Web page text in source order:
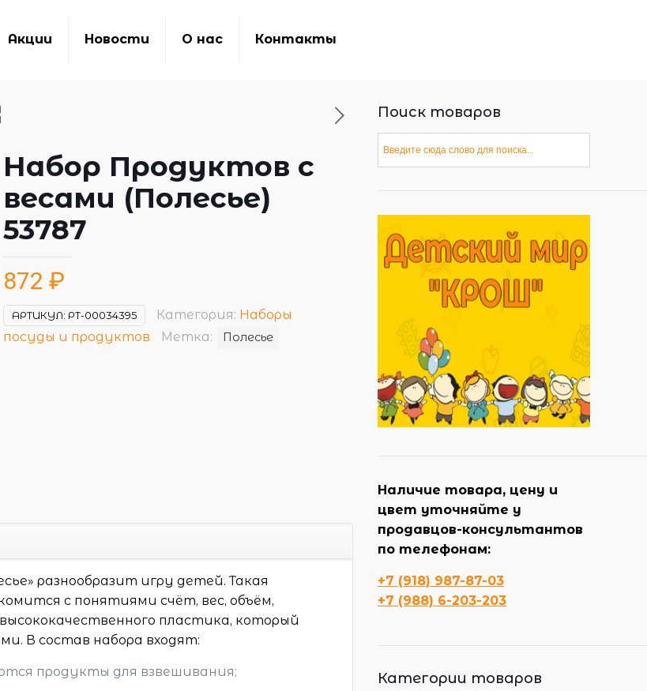
Акции Новости О нас Контакты
Набор Продуктов с
весами (Полесье)
53787
872 ₽
АРТИКУЛ: РТ-00034395 Категория: Наборы
посуды и продуктов
Метка: Полесье
разнообразит игру детей. Такая
с понятиями счёт, вес, объём,
пластика, который
В состав набора входят:
продукты для взвешивания;
Поиск товаров
Наличие товара, цену и
цвет уточняйте у
продавцов-консультантов
по телефонам:
+7 (918) 987-87-03
+7 (988) 6-203-203
Категории товаров